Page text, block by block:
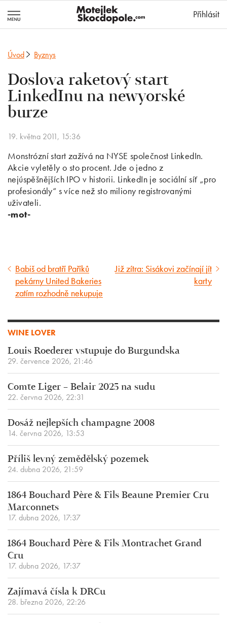
Přihlásit
Úvod Byznys
Doslova raketový start
LinkedInu na newyorské
burze
19. května 2011, 15:36
Monstrózní start zažívá na NYSE společnost LinkedIn.
Akcie vyletěly o sto procent. Jde o jedno z
nejúspěšnějších IPO v historii. LinkedIn je sociální síť „pro
profesionály“ s více než sto miliony registrovanými
uživateli.
-mot-
Předcházející
článek
Babiš od bratří Paříků
pekárny United Bakeries
zatím rozhodně nekupuje
Následující
Již zítra: Sisákovi začínají jít
karty
WINE LOVER
Louis Roederer vstupuje do Burgundska
29. července 2026, 21:46
Comte Liger – Belair 2025 na sudu
22. června 2026, 22:31
Dosáž nejlepších champagne 2008
14. června 2026, 13:53
Příliš levný zemědělský pozemek
24. dubna 2026, 21:59
1864 Bouchard Père & Fils Beaune Premier Cru
Marconnets
17. dubna 2026, 17:37
1864 Bouchard Père & Fils Montrachet Grand
Cru
17. dubna 2026, 17:37
Zajímavá čísla k DRCu
28. března 2026, 22:26